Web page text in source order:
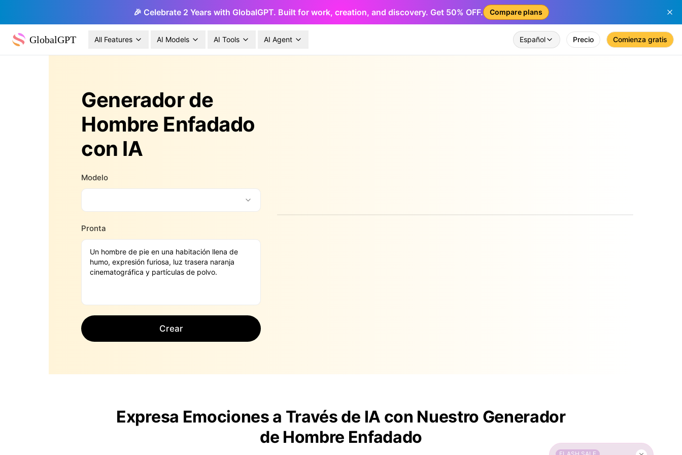
🎉 Celebrate 2 Years with GlobalGPT. Built for work, creation, and discovery. Get 50% OFF. Compare plans
GlobalGPT All Features AI Models AI Tools AI Agent Español Precio Comienza gratis
Generador de
Hombre Enfadado
con IA
Modelo
Pronta
Crear
Expresa Emociones a Través de IA con Nuestro Generador
de Hombre Enfadado